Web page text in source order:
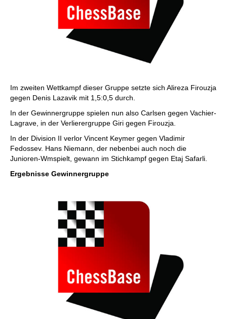
Im zweiten Wettkampf dieser Gruppe setzte sich Alireza Firouzja
gegen Denis Lazavik mit 1,5:0,5 durch.
In der Gewinnergruppe spielen nun also Carlsen gegen Vachier-
Lagrave, in der Verlierergruppe Giri gegen Firouzja.
In der Division II verlor Vincent Keymer gegen Vladimir
Fedossev. Hans Niemann, der nebenbei auch noch die
Junioren-Wmspielt, gewann im Stichkampf gegen Etaj Safarli.
Ergebnisse Gewinnergruppe